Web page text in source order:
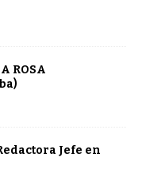
ROSA
Jefe en